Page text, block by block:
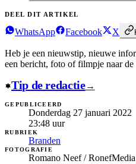
DEEL DIT ARTIKEL
WhatsApp Facebook X
Heb je een nieuwstip, nieuwe
een bericht, foto of filmpje naar de
Tip de redactie→
GEPUBLICEERD
Donderdag 27 januari 2022
23:48 uur
RUBRIEK
Branden
FOTOGRAFIE
Romano Neef / RonefMedia